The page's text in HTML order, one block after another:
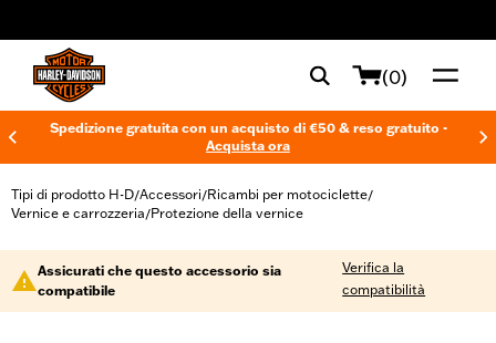
(0)
Spedizione gratuita con un acquisto di €50 & reso gratuito -
Acquista ora
Tipi di prodotto H-D/Accessori/Ricambi per motociclette/
Vernice e carrozzeria/Protezione della vernice
Assicurati che questo accessorio sia
compatibile
Verifica la
compatibilità